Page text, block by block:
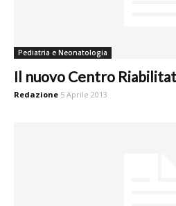
Pediatria e Neonatologia
Il nuovo Centro
Redazione 5 Aprile 2013